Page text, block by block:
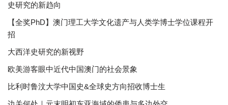
史研究的新趋向
【全奖PhD】澳门理工大学文化遗产与人类学博士学位课程开
招
大西洋史研究的新视野
欧美游客眼中近代中国澳门的社会景象
比利时鲁汶大学中国史&全球史方向招收博士生